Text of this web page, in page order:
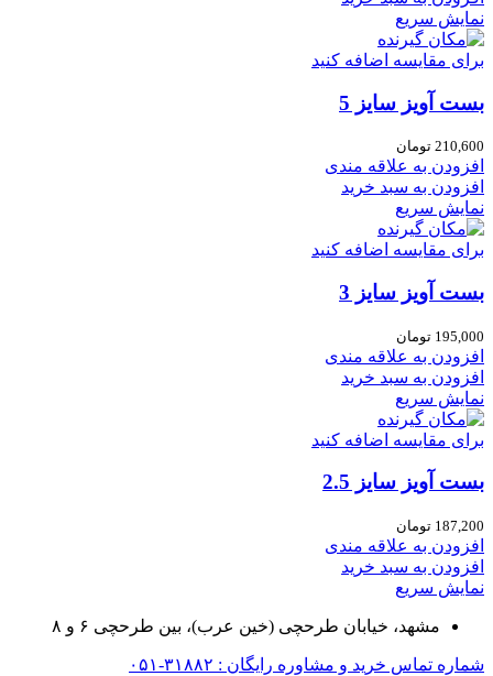
نمایش سریع
برای مقایسه اضافه کنید
بست آویز سایز 5
210,600 تومان
افزودن به علاقه مندی
افزودن به سبد خرید
نمایش سریع
برای مقایسه اضافه کنید
بست آویز سایز 3
195,000 تومان
افزودن به علاقه مندی
افزودن به سبد خرید
نمایش سریع
برای مقایسه اضافه کنید
بست آویز سایز 2.5
187,200 تومان
افزودن به علاقه مندی
افزودن به سبد خرید
نمایش سریع
مشهد، خیابان طرحچی (خین عرب)، بین طرحچی ۶ و ۸
شماره تماس خرید و مشاوره رایگان : ۳۱۸۸۲-۰۵۱